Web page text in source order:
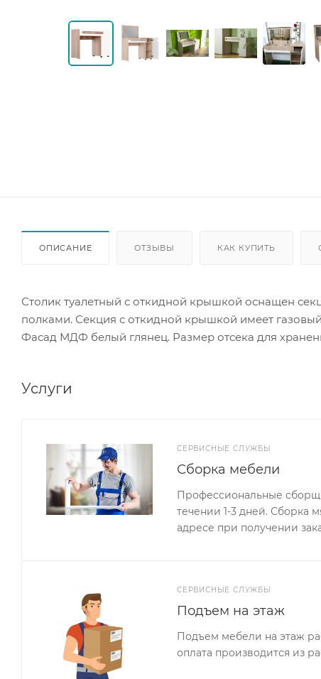
ОПИСАНИЕ ОТЗЫВЫ КАК КУПИТЬ
Столик туалетный с откидной крышкой оснащен
полками. Секция с откидной крышкой имеет
Фасад МДФ белый глянец. Размер отсека для
Услуги
СЕРВИСНЫЕ СЛУЖБЫ
Сборка мебели
Профессиональные
течении 1-3 дней. Сборка
адресе при получении
СЕРВИСНЫЕ СЛУЖБЫ
Подъем на этаж
Подъем мебели на этаж
оплата производится из